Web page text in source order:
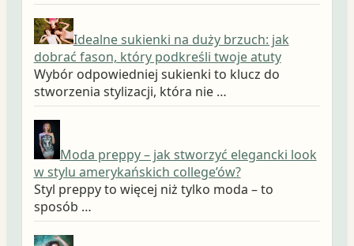
Idealne sukienki na duży brzuch: jak
dobrać fason, który podkreśli twoje atuty
Wybór odpowiedniej sukienki to klucz do
stworzenia stylizacji, która nie …
Moda preppy – jak stworzyć elegancki look
w stylu amerykańskich college’ów?
Styl preppy to więcej niż tylko moda – to
sposób …